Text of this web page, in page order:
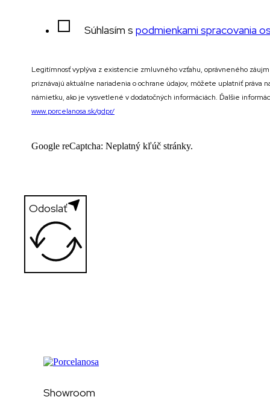
Súhlasím s podmienkami spracovania
Legitímnosť vyplýva z existencie zmluvného vzťahu, oprávneného
priznávajú aktuálne nariadenia o ochrane údajov, môžete uplatniť práva
námietku, ako je vysvetlené v dodatočných informáciách. Ďalšie
www.porcelanosa.sk/gdpr/
Google reCaptcha: Neplatný kľúč stránky.
Odoslať
Showroom